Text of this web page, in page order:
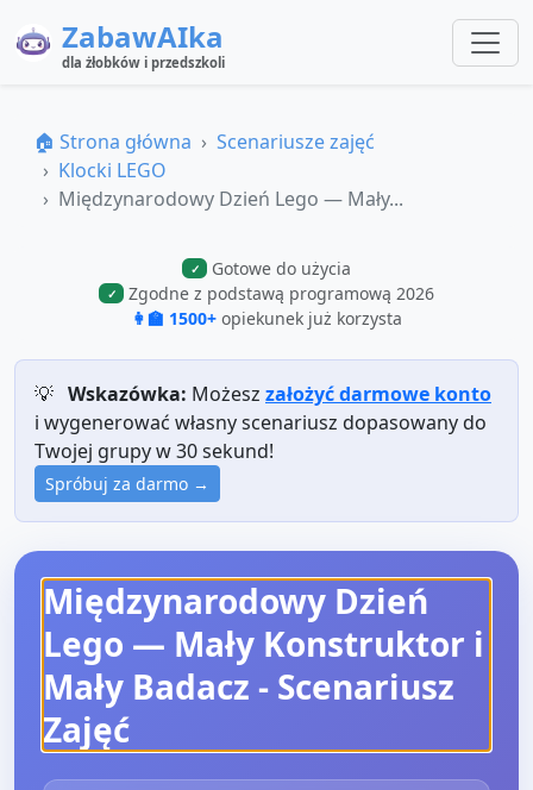
ZabawAIka
dla żłobków i przedszkoli
🏠 Strona główna
Scenariusze zajęć
Klocki LEGO
Międzynarodowy Dzień Lego — Mały...
✓ Gotowe do użycia
✓
Zgodne z podstawą programową 2026
👩‍🏫 1500+ opiekunek już korzysta
💡 Wskazówka: Możesz założyć darmowe konto
i wygenerować własny scenariusz dopasowany do
Twojej grupy w 30 sekund!
Spróbuj za darmo →
Międzynarodowy Dzień
Lego — Mały Konstruktor i
Mały Badacz - Scenariusz
Zajęć